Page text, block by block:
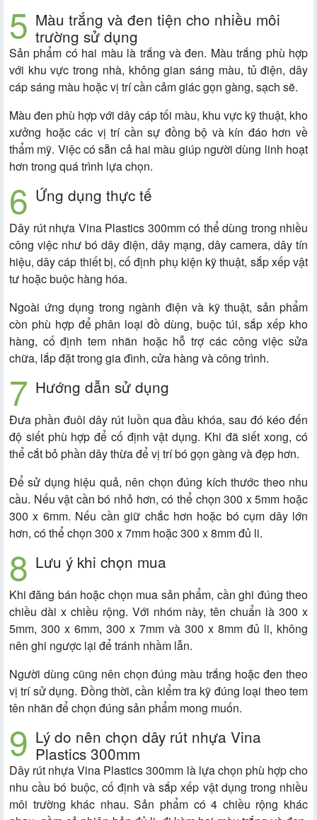
Màu trắng và đen tiện cho nhiều môi
trường sử dụng
Sản phẩm có hai màu là trắng và đen. Màu trắng phù hợp
với khu vực trong nhà, không gian sáng màu, tủ điện, dây
cáp sáng màu hoặc vị trí cần cảm giác gọn gàng, sạch sẽ.
Màu đen phù hợp với dây cáp tối màu, khu vực kỹ thuật, kho
xưởng hoặc các vị trí cần sự đồng bộ và kín đáo hơn về
thẩm mỹ. Việc có sẵn cả hai màu giúp người dùng linh hoạt
hơn trong quá trình lựa chọn.
Ứng dụng thực tế
Dây rút nhựa Vina Plastics 300mm có thể dùng trong nhiều
công việc như bó dây điện, dây mạng, dây camera, dây tín
hiệu, dây cáp thiết bị, cố định phụ kiện kỹ thuật, sắp xếp vật
tư hoặc buộc hàng hóa.
Ngoài ứng dụng trong ngành điện và kỹ thuật, sản phẩm
còn phù hợp để phân loại đồ dùng, buộc túi, sắp xếp kho
hàng, cố định tem nhãn hoặc hỗ trợ các công việc sửa
chữa, lắp đặt trong gia đình, cửa hàng và công trình.
Hướng dẫn sử dụng
Đưa phần đuôi dây rút luồn qua đầu khóa, sau đó kéo đến
độ siết phù hợp để cố định vật dụng. Khi đã siết xong, có
thể cắt bỏ phần dây thừa để vị trí bó gọn gàng và đẹp hơn.
Để sử dụng hiệu quả, nên chọn đúng kích thước theo nhu
cầu. Nếu vật cần bó nhỏ hơn, có thể chọn 300 x 5mm hoặc
300 x 6mm. Nếu cần giữ chắc hơn hoặc bó cụm dây lớn
hơn, có thể chọn 300 x 7mm hoặc 300 x 8mm đủ li.
Lưu ý khi chọn mua
Khi đăng bán hoặc chọn mua sản phẩm, cần ghi đúng theo
chiều dài x chiều rộng. Với nhóm này, tên chuẩn là 300 x
5mm, 300 x 6mm, 300 x 7mm và 300 x 8mm đủ li, không
nên ghi ngược lại để tránh nhầm lẫn.
Người dùng cũng nên chọn đúng màu trắng hoặc đen theo
vị trí sử dụng. Đồng thời, cần kiểm tra kỹ đúng loại theo tem
tên nhãn để chọn đúng sản phẩm mong muốn.
Lý do nên chọn dây rút nhựa Vina
Plastics 300mm
Dây rút nhựa Vina Plastics 300mm là lựa chọn phù hợp cho
nhu cầu bó buộc, cố định và sắp xếp vật dụng trong nhiều
môi trường khác nhau. Sản phẩm có 4 chiều rộng khác